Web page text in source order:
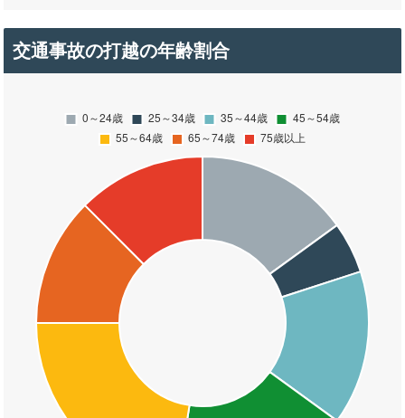
交通事故の打越の年齢割合